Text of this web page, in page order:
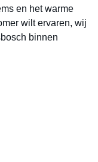
en het warme
wilt ervaren, wij
binnen